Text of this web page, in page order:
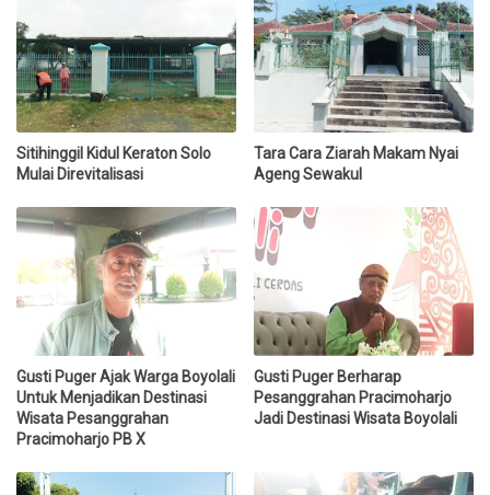
Sitihinggil Kidul Keraton Solo
Mulai Direvitalisasi
Tara Cara Ziarah Makam Nyai
Ageng Sewakul
Gusti Puger Ajak Warga Boyolali
Untuk Menjadikan Destinasi
Wisata Pesanggrahan
Pracimoharjo PB X
Gusti Puger Berharap
Pesanggrahan Pracimoharjo
Jadi Destinasi Wisata Boyolali